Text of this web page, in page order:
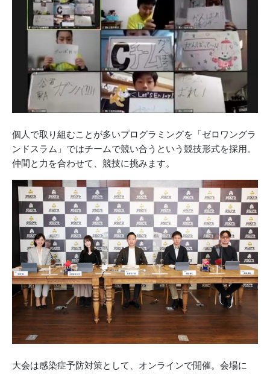
個人で取り組むことが多いプログラミングを「ゼロワングラ
ンドスラム」ではチームで競い合うという競技形式を採用。
仲間と力を合わせて、競技に挑みます。
大会は感染症予防対策として、オンラインで開催。会場に